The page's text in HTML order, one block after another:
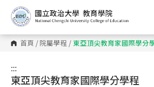
首頁 / 院屬學程 / 東亞頂尖教育家國際學分
:::
:::
東亞頂尖教育家國際學分學程